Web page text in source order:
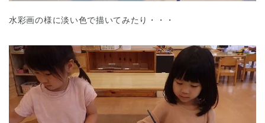
水彩画の様に淡い色で描いてみたり・・・